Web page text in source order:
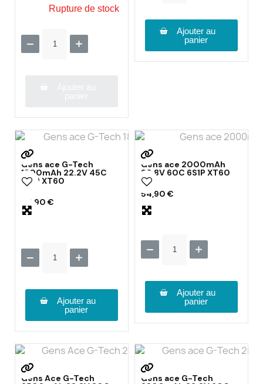
Rupture de stock
Ajouter au
panier
Gens ace G-Tech
1800mAh 22.2V 45C
6S1P XT60
45,90 €
Ajouter au
panier
Gens ace 2000mAh
22.8V 60C 6S1P XT60
54,90 €
Ajouter au
panier
Gens Ace G-Tech Gens ace G-Tech